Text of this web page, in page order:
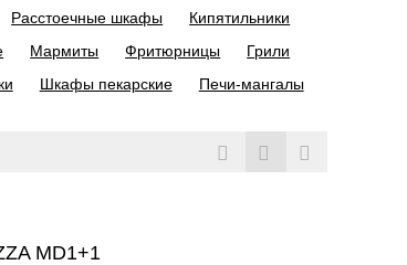
Расстоечные шкафы
Кипятильники
Мармиты Фритюрницы
Грили
Шкафы пекарские Печи-мангалы
MD1+1